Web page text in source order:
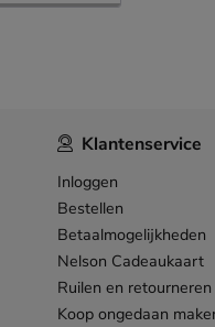
Klantenservice
Inloggen
Bestellen
Betaalmogelijkheden
Nelson Cadeaukaart
Ruilen en retourneren
Koop ongedaan